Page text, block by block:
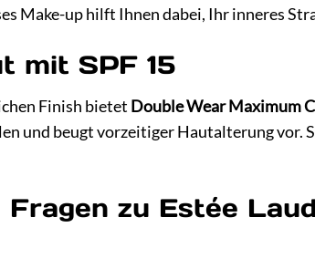
Make-up hilft Ihnen dabei, Ihr inneres
mit SPF 15
Finish bietet Double Wear Maximum
und beugt vorzeitiger Hautalterung vor.
zu Estée